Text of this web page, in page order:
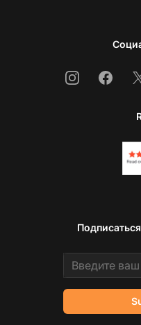
Instagram
Email address